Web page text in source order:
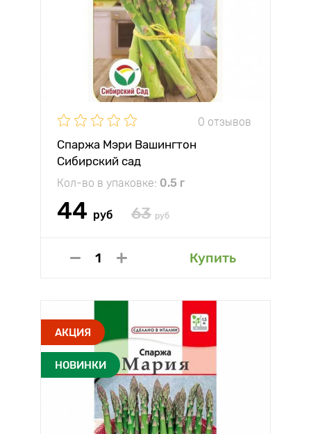
0 отзывов
Спаржа Мэри Вашингтон
Сибирский сад
Кол-во в упаковке: 0.5 г
44 руб 63 руб
Купить
АКЦИЯ
НОВИНКИ